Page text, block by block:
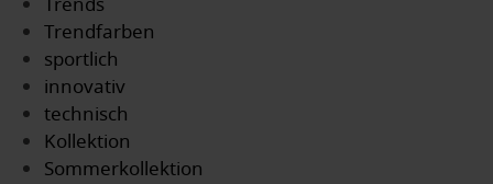
Trendfarben
sportlich
innovativ
technisch
Kollektion
Sommerkollektion